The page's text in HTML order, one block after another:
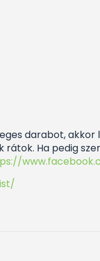
darabot, akkor
Ha pedig